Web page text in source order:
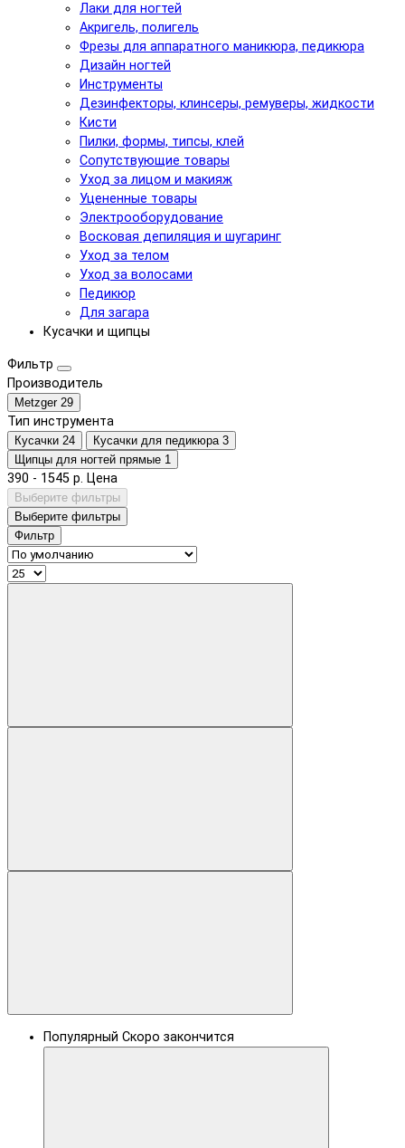
Лаки для ногтей
Акригель, полигель
Фрезы для аппаратного маникюра, педикюра
Дизайн ногтей
Инструменты
Дезинфекторы, клинсеры, ремуверы, жидкости
Кисти
Пилки, формы, типсы, клей
Сопутствующие товары
Уход за лицом и макияж
Уцененные товары
Электрооборудование
Восковая депиляция и шугаринг
Уход за телом
Уход за волосами
Педикюр
Для загара
Кусачки и щипцы
Фильтр
Производитель
Metzger 29
Тип инструмента
Кусачки 24 Кусачки для педикюра 3
Щипцы для ногтей прямые 1
390 - 1545 р. Цена
Выберите фильтры
Выберите фильтры
Фильтр
Популярный Скоро закончится